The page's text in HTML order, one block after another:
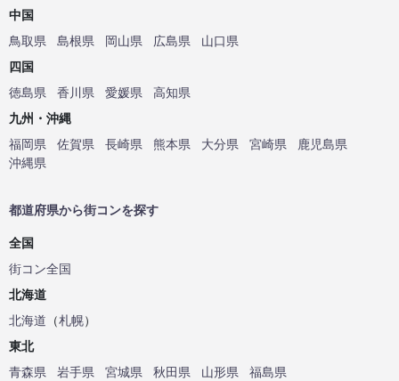
中国
鳥取県
島根県 岡山県 広島県
山口県
四国
徳島県
香川県 愛媛県
高知県
九州・沖縄
福岡県
佐賀県 長崎県 熊本県 大分県 宮崎県
鹿児島県
沖縄県
都道府県から街コンを探す
全国
街コン全国
北海道
北海道 （札幌）
東北
青森県
岩手県 宮城県 秋田県 山形県
福島県